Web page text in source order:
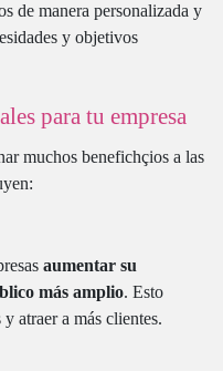
de manera personalizada y
y objetivos
para tu empresa
muchos benefichçios a las
aumentar su
más amplio. Esto
atraer a más clientes.